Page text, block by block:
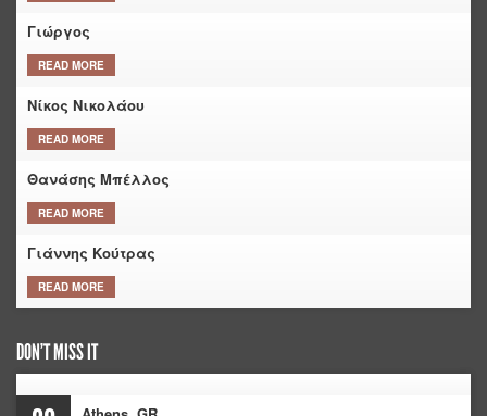
Γιώργος
READ MORE
Νίκος Νικολάου
READ MORE
Θανάσης Μπέλλος
READ MORE
Γιάννης Κούτρας
READ MORE
DON’T MISS IT